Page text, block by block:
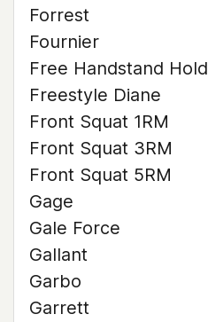
Forrest
Fournier
Free Handstand Hold
Freestyle Diane
Front Squat 1RM
Front Squat 3RM
Front Squat 5RM
Gage
Gale Force
Gallant
Garbo
Garrett